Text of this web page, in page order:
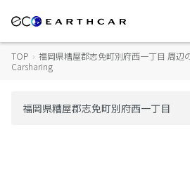
TOP › 福岡県糟屋郡志免町別府西一丁目 周辺
Carsharing